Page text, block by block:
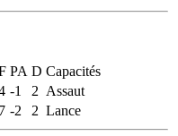
PA D Capacités
-1 2 Assaut
7 -2 2 Lance